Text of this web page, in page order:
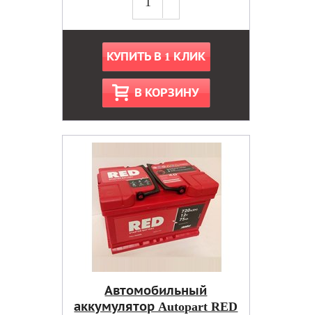
КУПИТЬ В 1 КЛИК
В КОРЗИНУ
Автомобильный
аккумулятор Autopart RED